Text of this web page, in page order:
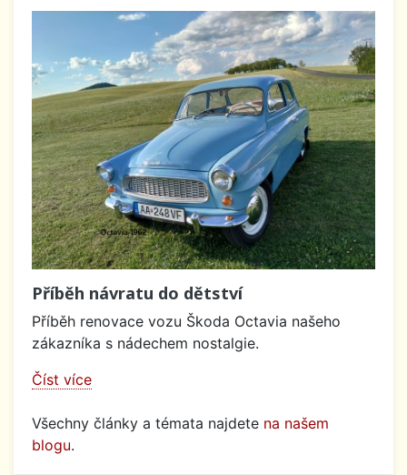
Příběh návratu do dětství
Příběh renovace vozu Škoda Octavia našeho
zákazníka s nádechem nostalgie.
Číst více
Všechny články a témata najdete na našem
blogu.